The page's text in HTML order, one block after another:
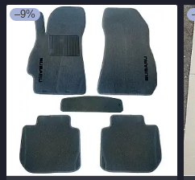
–9%